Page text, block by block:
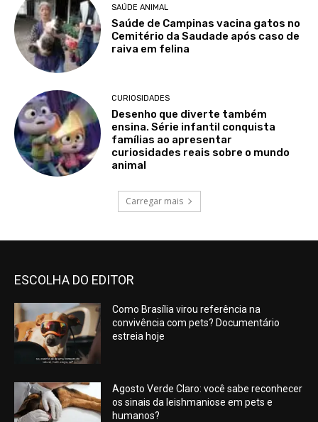
SAÚDE ANIMAL
Saúde de Campinas vacina gatos no
Cemitério da Saudade após caso de
raiva em felina
CURIOSIDADES
Desenho que diverte também
ensina. Série infantil conquista
famílias ao apresentar
curiosidades reais sobre o mundo
animal
Carregar mais
ESCOLHA DO EDITOR
Como Brasília virou referência na
convivência com pets? Documentário
estreia hoje
Agosto Verde Claro: você sabe reconhecer
os sinais da leishmaniose em pets e
humanos?